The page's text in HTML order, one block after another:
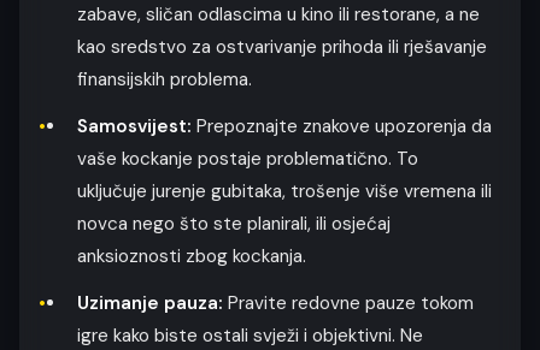
zabave, sličan odlascima u kino ili restorane, a ne
kao sredstvo za ostvarivanje prihoda ili rješavanje
finansijskih problema.
Samosvijest: Prepoznajte znakove upozorenja da
vaše kockanje postaje problematično. To
uključuje jurenje gubitaka, trošenje više vremena ili
novca nego što ste planirali, ili osjećaj
anksioznosti zbog kockanja.
Uzimanje pauza: Pravite redovne pauze tokom
igre kako biste ostali svježi i objektivni. Ne